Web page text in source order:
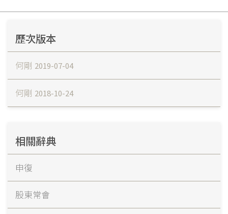
歷次版本
何剛 2019-07-04
何剛 2018-10-24
相關辭典
申復
股東常會